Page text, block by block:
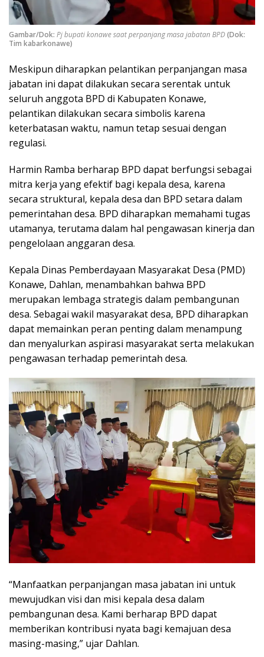
Gambar/Dok: Pj bupati konawe saat perpanjang masa jabatan BPD(Dok:
Tim kabarkonawe)
Meskipun diharapkan pelantikan perpanjangan masa
jabatan ini dapat dilakukan secara serentak untuk
seluruh anggota BPD di Kabupaten Konawe,
pelantikan dilakukan secara simbolis karena
keterbatasan waktu, namun tetap sesuai dengan
regulasi.
Harmin Ramba berharap BPD dapat berfungsi sebagai
mitra kerja yang efektif bagi kepala desa, karena
secara struktural, kepala desa dan BPD setara dalam
pemerintahan desa. BPD diharapkan memahami tugas
utamanya, terutama dalam hal pengawasan kinerja dan
pengelolaan anggaran desa.
Kepala Dinas Pemberdayaan Masyarakat Desa (PMD)
Konawe, Dahlan, menambahkan bahwa BPD
merupakan lembaga strategis dalam pembangunan
desa. Sebagai wakil masyarakat desa, BPD diharapkan
dapat memainkan peran penting dalam menampung
dan menyalurkan aspirasi masyarakat serta melakukan
pengawasan terhadap pemerintah desa.
“Manfaatkan perpanjangan masa jabatan ini untuk
mewujudkan visi dan misi kepala desa dalam
pembangunan desa. Kami berharap BPD dapat
memberikan kontribusi nyata bagi kemajuan desa
masing-masing,” ujar Dahlan.